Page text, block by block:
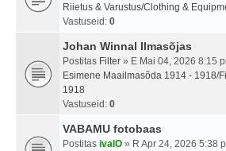
Riietus & Varustus/Clothing &
Vastuseid: 0
Johan Winnal Ilmasõjas
Postitas Filter » E Mai 04, 2026 8:15
Esimene Maailmasõda 1914 - 1918/
1918
Vastuseid: 0
VABAMU fotobaas
Postitas ivalO » R Apr 24, 2026 5:38